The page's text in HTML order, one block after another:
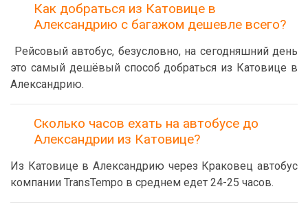
Как добраться из Катовице в
Александрию с багажом дешевле всего?
Рейсовый автобус, безусловно, на сегодняшний день
это самый дешёвый способ добраться из Катовице в
Александрию.
Сколько часов ехать на автобусе до
Александрии из Катовице?
Из Катовице в Александрию через Краковец автобус
компании TransTempo в среднем едет 24-25 часов.